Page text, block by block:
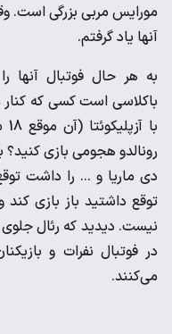
مورایس مربی بزرگی است.
آنها یاد گرفتم.
به هر حال فوتبال آنها
باکلاسی است کسی که کنار
رونالدو هجومی بازی کنید؟
دی ماریا و ... را داشت
توقع داشتید باز بازی
نیست. دیدید که رئال
در فوتبال نفرات و
می‌کنند.